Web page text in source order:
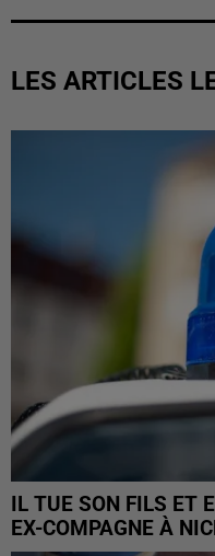
LES ARTICLES
IL TUE SON FILS ET
EX-COMPAGNE À